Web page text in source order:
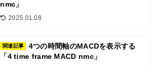
nmc」
2025.01.08
関連記事
4つの時間軸のMACDを表示する
「4 time frame MACD nmc」